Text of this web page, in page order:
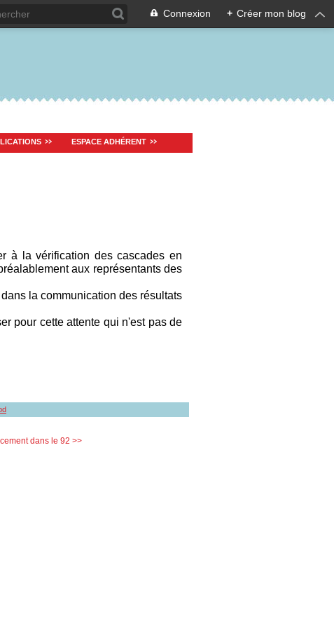
Connexion + Créer mon blog
ESPACE ADHÉRENT
à la vérification des cascades en
aux représentants des
la communication des résultats
pour cette attente qui n'est pas de
dans le 92 >>